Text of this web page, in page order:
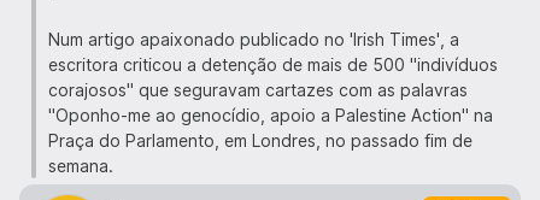
Num artigo apaixonado publicado no 'Irish Times', a
escritora criticou a detenção de mais de 500 "indivíduos
corajosos" que seguravam cartazes com as palavras
"Oponho-me ao genocídio, apoio a Palestine Action" na
Praça do Parlamento, em Londres, no passado fim de
semana.